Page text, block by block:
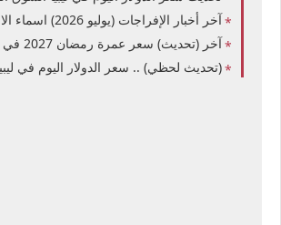
آخر أخبار الإفراجات (يوليو 2026) اسماء الافراجات المالية الجديدة في ليبيا 7-2026 آخر أخبار الإفراجات المالية لحكومة الوحدة الوطنية
آخر (تحديث) سعر عمرة رمضان 2027 في ليبيا: الأسعار، منصة حجاج، وأفضل عروض شركات السياحة
(تحديث لحظي) .. سعر الدولار اليوم في ليبيا السوق الموازي 13 يوليو 2026: